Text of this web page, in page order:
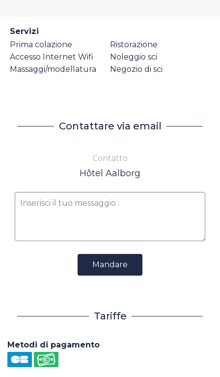
Servizi
Prima colazione
Accesso Internet Wifi
Massaggi/modellatura
Ristorazione
Noleggio sci
Negozio di sci
Contattare via email
Contatto
Hôtel Aalborg
Mandare
Tariffe
Metodi di pagamento